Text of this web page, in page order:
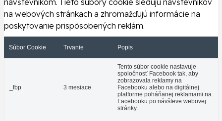
návštevníkom. Tieto súbory cookie sledujú návštevníkov
na webových stránkach a zhromažďujú informácie na
poskytovanie prispôsobených reklám.
Súbor Cookie Trvanie Popis
_fbp 3 mesiace
Tento súbor cookie nastavuje
spoločnosť Facebook tak, aby
zobrazovala reklamy na
Facebooku alebo na digitálnej
platforme poháňanej reklamami na
Facebooku po návšteve webovej
stránky.